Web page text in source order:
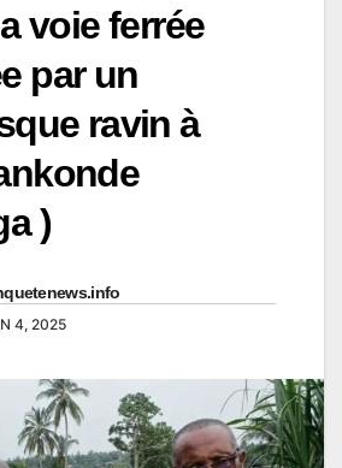
voie ferrée
par un
ravin à
)
4, 2025